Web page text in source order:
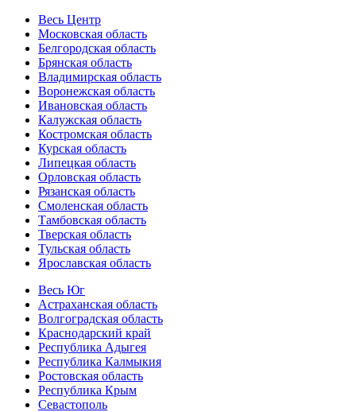
Весь Центр
Московская область
Белгородская область
Брянская область
Владимирская область
Воронежская область
Ивановская область
Калужская область
Костромская область
Курская область
Липецкая область
Орловская область
Рязанская область
Смоленская область
Тамбовская область
Тверская область
Тульская область
Ярославская область
Весь Юг
Астраханская область
Волгоградская область
Краснодарский край
Республика Адыгея
Республика Калмыкия
Ростовская область
Республика Крым
Севастополь